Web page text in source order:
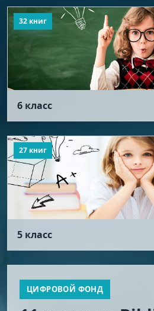
32 книг
6 класс
27 книг
5 класс
ЦИФРОВОЙ ФОНД